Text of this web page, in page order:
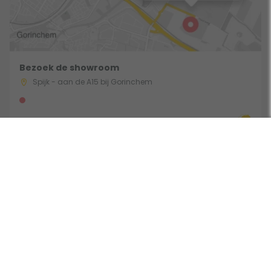
Bezoek de showroom
Spijk - aan de A15 bij Gorinchem